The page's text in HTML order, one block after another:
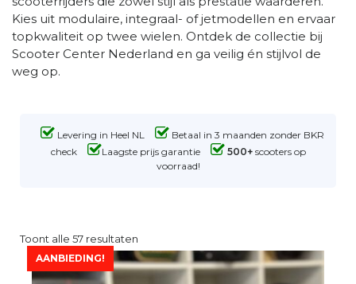
Kies uit modulaire, integraal- of jetmodellen en ervaar
topkwaliteit op twee wielen. Ontdek de collectie bij
Scooter Center Nederland en ga veilig én stijlvol de
weg op.
Levering in Heel NL
Betaal in 3 maanden zonder BKR
check
Laagste prijs garantie 500+scooters op
voorraad!
Toont alle 57 resultaten
AANBIEDING!